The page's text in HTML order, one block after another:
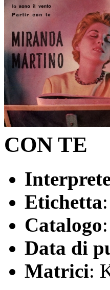
CON TE
Etichetta
Catalogo
Data di
Matrici: